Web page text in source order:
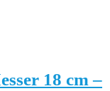
18 cm –